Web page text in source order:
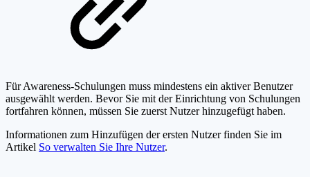
Für Awareness-Schulungen muss mindestens ein aktiver Benutzer
ausgewählt werden. Bevor Sie mit der Einrichtung von Schulungen
fortfahren können, müssen Sie zuerst Nutzer hinzugefügt haben.
Informationen zum Hinzufügen der ersten Nutzer finden Sie im
Artikel So verwalten Sie Ihre Nutzer.